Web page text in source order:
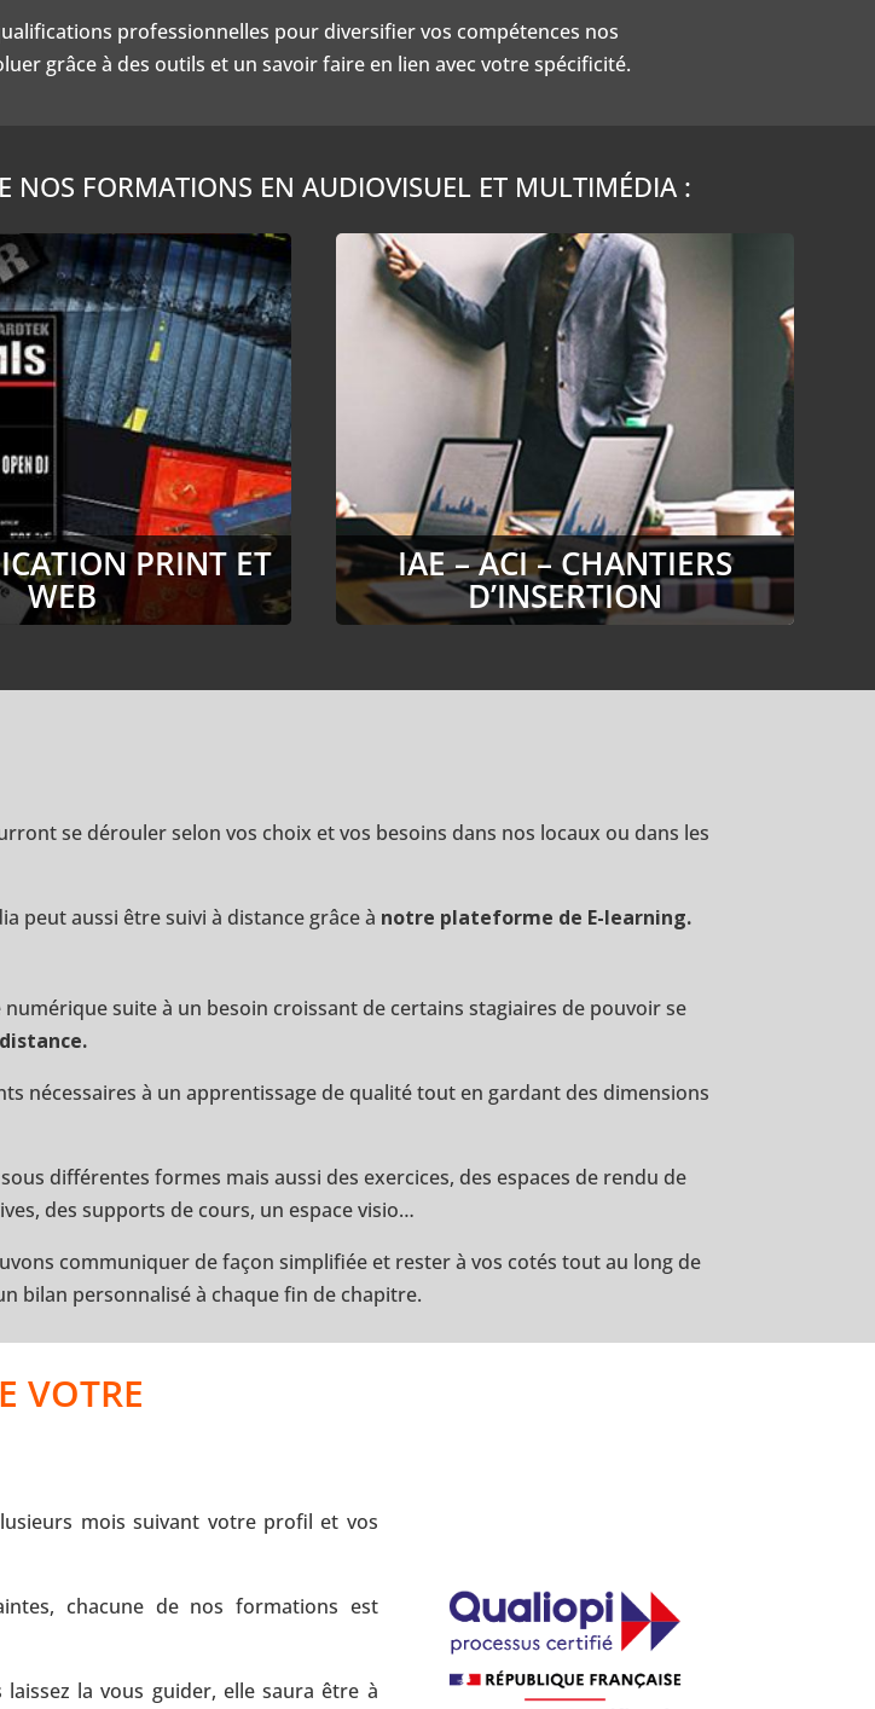
professionnelles pour diversifier vos compétences nos
grâce à des outils et un savoir faire en lien avec votre spécificité.
NOS FORMATIONS EN AUDIOVISUEL ET MULTIMÉDIA :
PRINT ET
WEB
IAE – ACI – CHANTIERS
D’INSERTION
se dérouler selon vos choix et vos besoins dans nos locaux ou dans les
peut aussi être suivi à distance grâce à notre plateforme de E-learning.
numérique suite à un besoin croissant de certains stagiaires de pouvoir se
nécessaires à un apprentissage de qualité tout en gardant des dimensions
différentes formes mais aussi des exercices, des espaces de rendu de
des supports de cours, un espace visio…
communiquer de façon simplifiée et rester à vos cotés tout au long de
bilan personnalisé à chaque fin de chapitre.
VOTRE
mois suivant votre profil et vos
chacune de nos formations est
la vous guider, elle saura être à